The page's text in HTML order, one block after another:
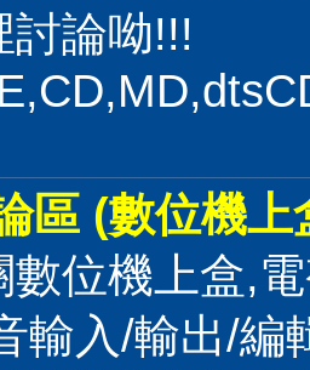
討論呦!!!
區 (數位機上
數位機上盒,
輸入/輸出/編